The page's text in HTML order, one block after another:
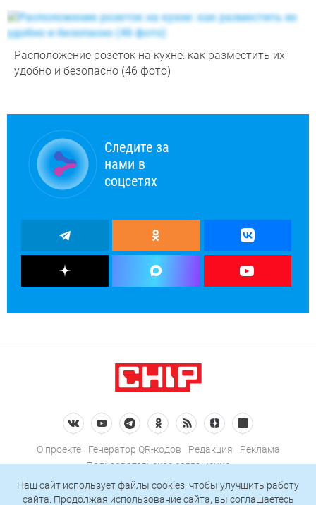
Расположение розеток на кухне: как разместить их
удобно и безопасно (46 фото)
Следите за
нами в
соцсетях
О проекте Генератор QR-кодов Редакция
Реклама
Пользовательское соглашение
Политика конфиденциальности
Наш сайт использует файлы cookies, чтобы улучшить работу
сайта. Продолжая использование сайта, вы соглашаетесь